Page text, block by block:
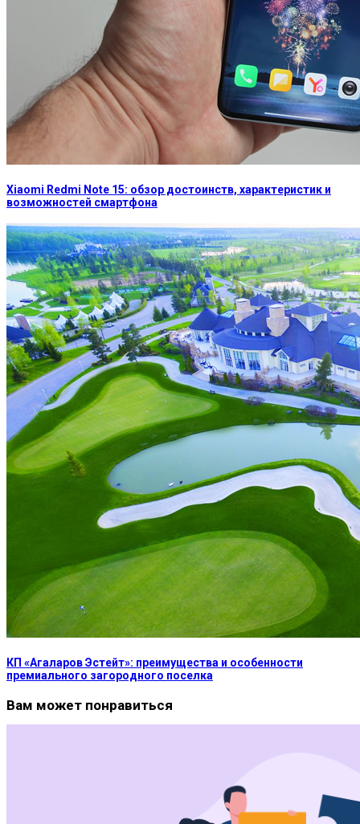
Xiaomi Redmi Note 15: обзор достоинств, характеристик и
возможностей смартфона
КП «Агаларов Эстейт»: преимущества и особенности
премиального загородного поселка
Вам может понравиться